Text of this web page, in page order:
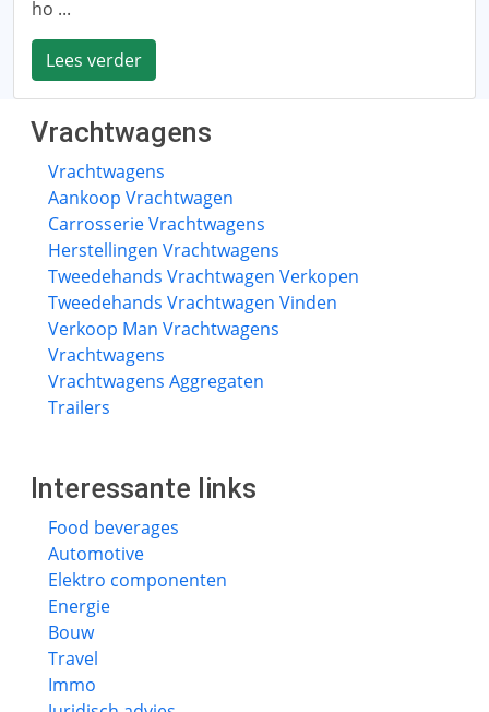
ho ...
Lees verder
Vrachtwagens
Vrachtwagens
Aankoop Vrachtwagen
Carrosserie Vrachtwagens
Herstellingen Vrachtwagens
Tweedehands Vrachtwagen Verkopen
Tweedehands Vrachtwagen Vinden
Verkoop Man Vrachtwagens
Vrachtwagens
Vrachtwagens Aggregaten
Trailers
Interessante links
Food beverages
Automotive
Elektro componenten
Energie
Bouw
Travel
Immo